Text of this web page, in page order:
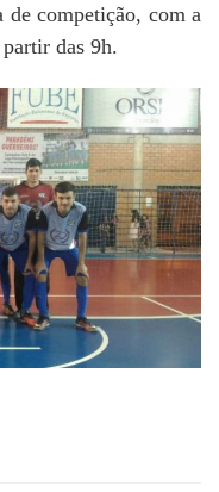
competição, com a
das 9h.